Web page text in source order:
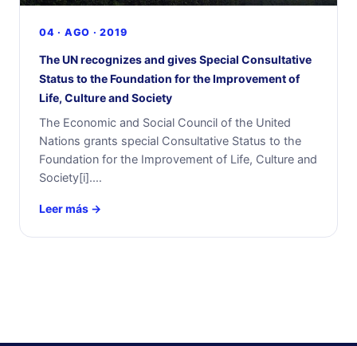
04 · AGO · 2019
The UN recognizes and gives Special Consultative
Status to the Foundation for the Improvement of
Life, Culture and Society
The Economic and Social Council of the United
Nations grants special Consultative Status to the
Foundation for the Improvement of Life, Culture and
Society[i].…
Leer más →